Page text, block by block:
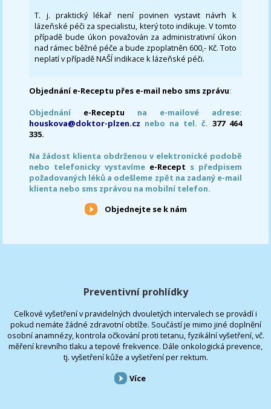
T. j. praktický lékař není povinen vystavit návrh k
lázeňské péči za specialistu, který toto indikuje. V tomto
případě bude úkon považován za administrativní úkon
nad rámec běžné péče a bude zpoplatněn 600,- Kč. Toto
neplatí v případě NAŠÍ indikace k lázeňské péči.
Objednání e-Receptu přes e-mail nebo sms zprávu:
Objednání e-Receptu na e-mailové adrese:
houskova@doktor-plzen.cz nebo na tel. č. 377 464
335.
Na žádost klienta obdrženou v elektronické podobě
nebo telefonicky vystavíme e-Recept s předpisem
požadovaných léků a odešleme zpět na zadaný e-mail
klienta nebo sms zprávou na mobilní telefon.
Objednejte se k nám
Preventivní prohlídky
Celkové vyšetření v pravidelných dvouletých intervalech se provádí i
pokud nemáte žádné zdravotní obtíže. Součástí je mimo jiné doplnění
osobní anamnézy, kontrola očkování proti tetanu, fyzikální vyšetření, vč.
měření krevního tlaku a tepové frekvence. Dále onkologická prevence,
tj. vyšetření kůže a vyšetření per rektum.
Více